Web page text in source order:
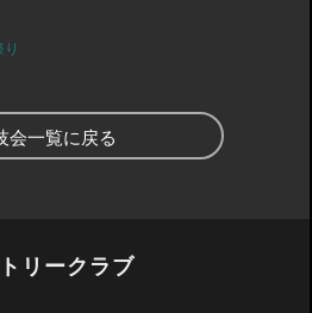
会一覧に戻る
リークラブ